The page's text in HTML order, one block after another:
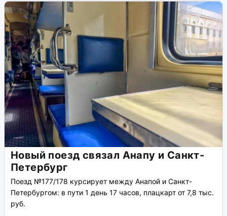
Новый поезд связал Анапу и Санкт-
Петербург
Поезд №177/178 курсирует между Анапой и Санкт-
Петербургом: в пути 1 день 17 часов, плацкарт от 7,8 тыс.
руб.